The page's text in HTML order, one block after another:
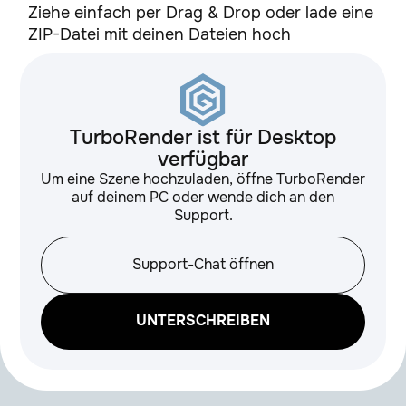
Laubwerk Player 1.0.48
Lumen 2 2.00.207
MagicEye
Ziehe einfach per Drag & Drop oder lade eine
ZIP-Datei mit deinen Dateien hoch
TurboRender ist für Desktop
verfügbar
Um eine Szene hochzuladen, öffne TurboRender
auf deinem PC oder wende dich an den
Support.
Support-Chat öffnen
UNTERSCHREIBEN